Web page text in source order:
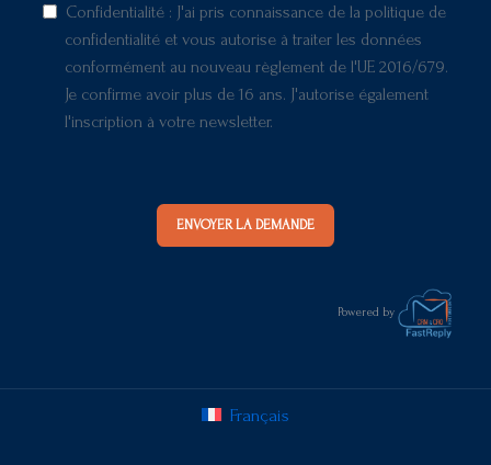
Confidentialité : J'ai pris connaissance de la politique de
confidentialité et vous autorise à traiter les données
conformément au nouveau règlement de l'UE 2016/679.
Je confirme avoir plus de 16 ans. J'autorise également
l'inscription à votre newsletter.
ENVOYER LA DEMANDE
Powered by
Français